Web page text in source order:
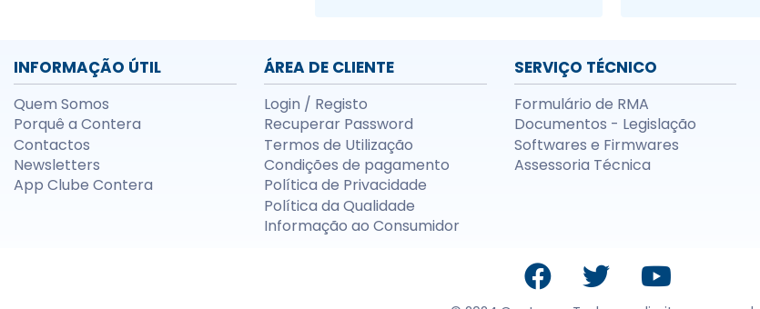
INFORMAÇÃO ÚTIL
Quem Somos
Porquê a Contera
Contactos
Newsletters
App Clube Contera
ÁREA DE CLIENTE
Login / Registo
Recuperar Password
Termos de Utilização
Condições de pagamento
Política de Privacidade
Política da Qualidade
Informação ao Consumidor
SERVIÇO TÉCNICO
Formulário de RMA
Documentos - Legislação
Softwares e Firmwares
Assessoria Técnica